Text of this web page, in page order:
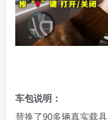
车包说明：
替换了90多辆真实载具